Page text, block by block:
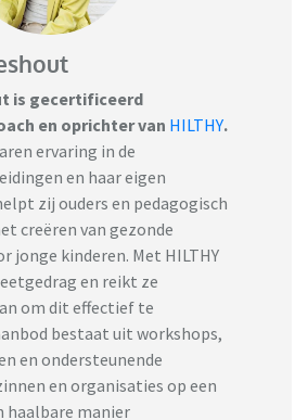
is gecertificeerd
en oprichter van HILTHY.
ervaring in de
en haar eigen
zij ouders en pedagogisch
creëren van gezonde
jonge kinderen. Met HILTHY
en reikt ze
om dit effectief te
bestaat uit workshops,
en ondersteunende
en organisaties op een
haalbare manier